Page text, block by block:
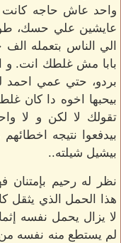
واحد عاش حاجه كانت
عايشين علي حسك،
الي الناس بتعمله
بابا مش غلطك انت. و
بردو، حتي عمي احمد
بيحبها اخوه دا كان
تقولك لا لكن و لا
بيدفعوا نتيجه
بيشيل شيلته..
نظر له رحيم
هذا الحمل الذي يثقل
لا يزال يحمل نفسه
لم يستطع منه نفسه